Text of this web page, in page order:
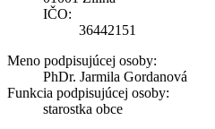
IČO:
36442151
Meno podpisujúcej osoby:
PhDr. Jarmila Gordanová
Funkcia podpisujúcej osoby:
starostka obce